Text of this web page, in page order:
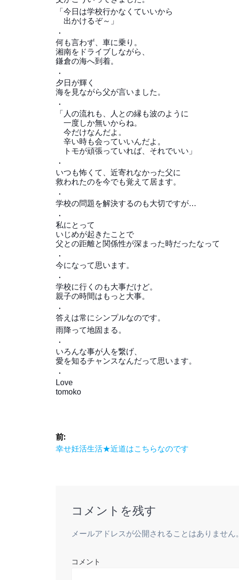
「今日は学校行かなくていいから
出かけるぞ～」
・
何も言わず、車に乗り。
湘南をドライブしながら、
鎌倉の海へ到着。
・
夕日が輝く
海を見ながら父が言いました。
・
「人の流れも、人との縁も波のように
一度しか無いからね。
今だけなんだよ。
辛い時も会っていいんだよ。
トモが頑張っていれば、それでいい」
・
いつも怖くて、近寄れなかった父に
救われたのを今でも覚えて居ます。
・
学校の問題を解決するのも大切ですが…
・
私にとって
いじめが起きたことで
父との距離と関係性が深まった時だったなって
・
今になって思います。
・
学校に行くのも大事だけど。
親子の時間はもっと大事。
・
答えは常にシンプルなのです。
雨降って地固まる。
・
いろんな事が人を繋げ、
愛を知るチャンスなんだって思います。
・
Love
tomoko
投
稿前:
前
幸せ妊活生活★近道はこちらなのです
コメントを残す
メールアドレスが公開されることはありません。
コメント